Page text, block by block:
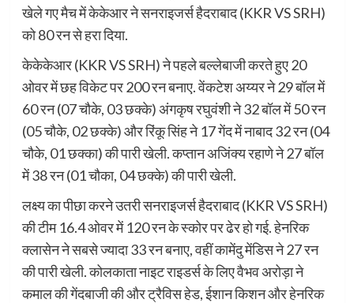
खेले गए मैच में केकेआर ने सनराइजर्स हैदराबाद (KKR VS SRH)
को 80 रन से हरा दिया.
केकेकेआर (KKR VS SRH) ने पहले बल्लेबाजी करते हुए 20
ओवर में छह विकेट पर 200 रन बनाए. वेंकटेश अय्यर ने 29 बॉल में
60 रन (07 चौके, 03 छक्के) अंगकृष रघुवंशी ने 32 बॉल में 50 रन
(05 चौके, 02 छक्के) और रिंकू सिंह ने 17 गेंद में नाबाद 32 रन (04
चौके, 01 छक्का) की पारी खेली. कप्तान अजिंक्य रहाणे ने 27 बॉल
में 38 रन (01 चौका, 04 छक्के) की पारी खेली.
लक्ष्य का पीछा करने उतरी सनराइजर्स हैदराबाद (KKR VS SRH)
की टीम 16.4 ओवर में 120 रन के स्कोर पर ढेर हो गई. हेनरिक
क्लासेन ने सबसे ज्यादा 33 रन बनाए, वहीं कामेंदु मेंडिस ने 27 रन
की पारी खेली. कोलकाता नाइट राइडर्स के लिए वैभव अरोड़ा ने
कमाल की गेंदबाजी की और ट्रैविस हेड, ईशान किशन और हेनरिक